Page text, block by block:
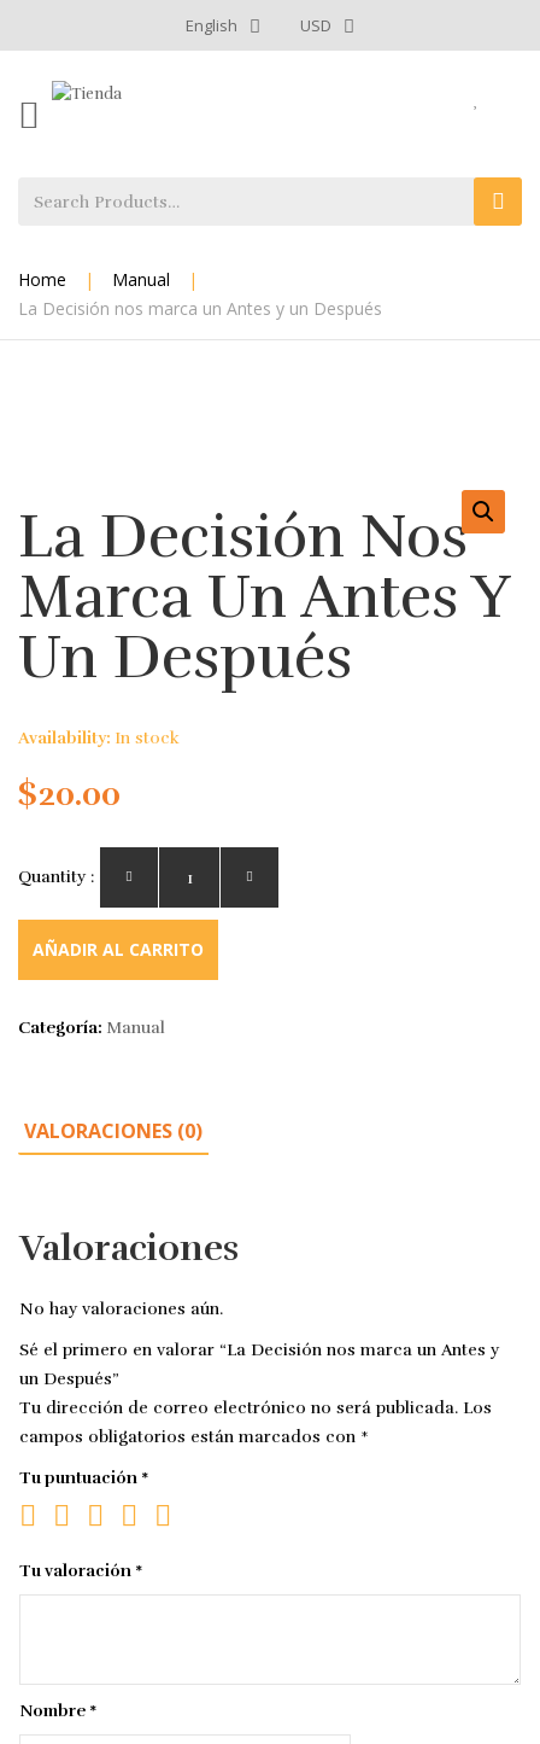
English USD
Home | Manual
|
La Decisión nos marca un Antes y un Después
La Decisión Nos
Marca Un Antes Y
Un Después
Availability: In stock
$20.00
Quantity :
AÑADIR AL CARRITO
Categoría: Manual
VALORACIONES (0)
Valoraciones
No hay valoraciones aún.
Sé el primero en valorar “La Decisión nos marca un Antes y
un Después”
Tu dirección de correo electrónico no será publicada. Los
campos obligatorios están marcados con *
Tu puntuación *
Tu valoración *
Nombre *